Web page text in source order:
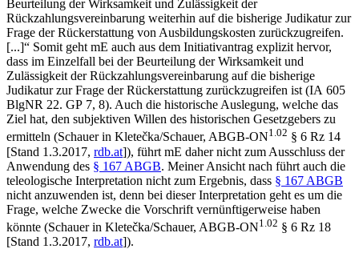
Beurteilung der Wirksamkeit und Zulässigkeit der
Rückzahlungsvereinbarung weiterhin auf die bisherige Judikatur zur
Frage der Rückerstattung von Ausbildungskosten zurückzugreifen.
[...]“ Somit geht mE auch aus dem Initiativantrag explizit hervor,
dass im Einzelfall bei der Beurteilung der Wirksamkeit und
Zulässigkeit der Rückzahlungsvereinbarung auf die bisherige
Judikatur zur Frage der Rückerstattung zurückzugreifen ist (IA 605
BlgNR 22. GP 7, 8). Auch die historische Auslegung, welche das
Ziel hat, den subjektiven Willen des historischen Gesetzgebers zu
ermitteln (Schauerin Kletečka/Schauer, ABGB-ON1.02 § 6 Rz 14
[Stand 1.3.2017, rdb.at]), führt mE daher nicht zum Ausschluss der
Anwendung des § 167 ABGB. Meiner Ansicht nach führt auch die
teleologische Interpretation nicht zum Ergebnis, dass § 167 ABGB
nicht anzuwenden ist, denn bei dieser Interpretation geht es um die
Frage, welche Zwecke die Vorschrift vernünftigerweise haben
könnte (Schauerin Kletečka/Schauer, ABGB-ON1.02 § 6 Rz 18
[Stand 1.3.2017, rdb.at]).